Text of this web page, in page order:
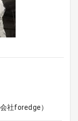
社foredge）